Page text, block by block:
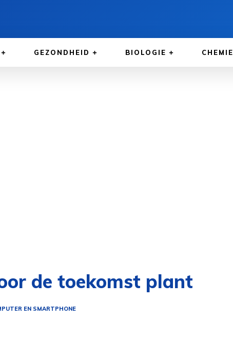
GEZONDHEID BIOLOGIE CHEMIE
de toekomst plant
EN SMARTPHONE